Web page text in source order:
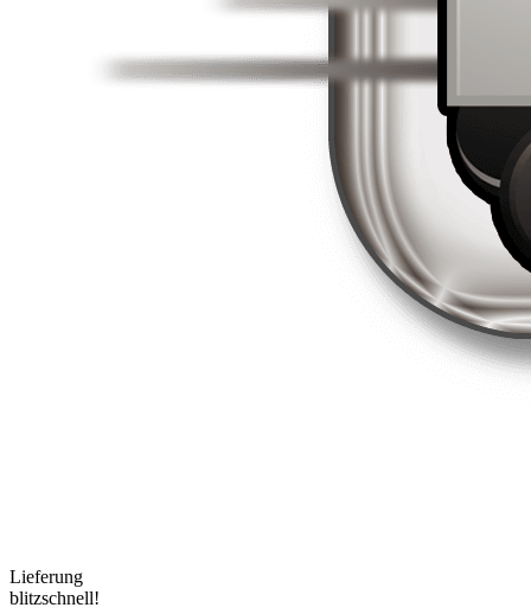
Lieferung
blitzschnell!